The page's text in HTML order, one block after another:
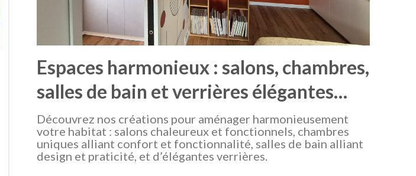
Espaces harmonieux : salons, chambres,
salles de bain et verrières élégantes…
Découvrez nos créations pour aménager harmonieusement
votre habitat : salons chaleureux et fonctionnels, chambres
uniques alliant confort et fonctionnalité, salles de bain alliant
design et praticité, et d’élégantes verrières.